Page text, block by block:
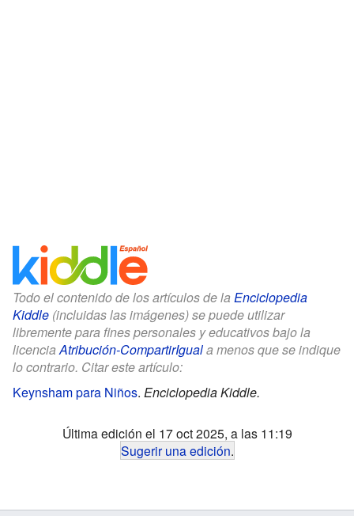
Todo el contenido de los artículos de la Enciclopedia
Kiddle (incluidas las imágenes) se puede utilizar
libremente para fines personales y educativos bajo la
licenciaAtribución-CompartirIguala menos que se indique
lo contrario. Citar este artículo:
Keynsham para Niños. Enciclopedia Kiddle.
Última edición el 17 oct 2025, a las 11:19
Sugerir una edición.